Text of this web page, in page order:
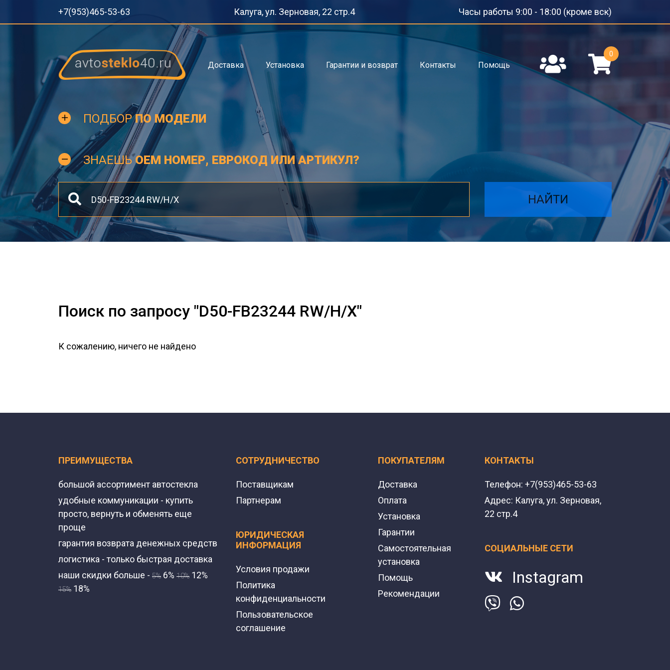
+7(953)465-53-63 Калуга, ул. Зерновая, 22 стр.4 Часы работы 9:00 - 18:00 (кроме вск)
Доставка Установка Гарантии и возврат Контакты Помощь
0
ПОДБОРПО МОДЕЛИ
ЗНАЕШЬOEM НОМЕР, ЕВРОКОД ИЛИ АРТИКУЛ?
НАЙТИ
Поиск по запросу "D50-FB23244 RW/H/X"
К сожалению, ничего не найдено
ПРЕИМУЩЕСТВА
большой ассортимент автостекла
удобные коммуникации - купить
просто, вернуть и обменять еще
проще
гарантия возврата денежных средств
логистика - только быстрая доставка
наши скидки больше - 5% 6% 10% 12%
15% 18%
СОТРУДНИЧЕСТВО
Поставщикам
Партнерам
ЮРИДИЧЕСКАЯ
ИНФОРМАЦИЯ
Условия продажи
Политика
конфиденциальности
Пользовательское
соглашение
ПОКУПАТЕЛЯМ
Доставка
Оплата
Установка
Гарантии
Самостоятельная
установка
Помощь
Рекомендации
КОНТАКТЫ
Телефон: +7(953)465-53-63
Адрес: Калуга, ул. Зерновая,
22 стр.4
СОЦИАЛЬНЫЕ СЕТИ
Instagram